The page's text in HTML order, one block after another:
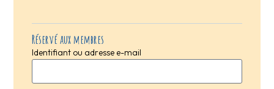
Réservé aux membres
Identifiant ou adresse e-mail